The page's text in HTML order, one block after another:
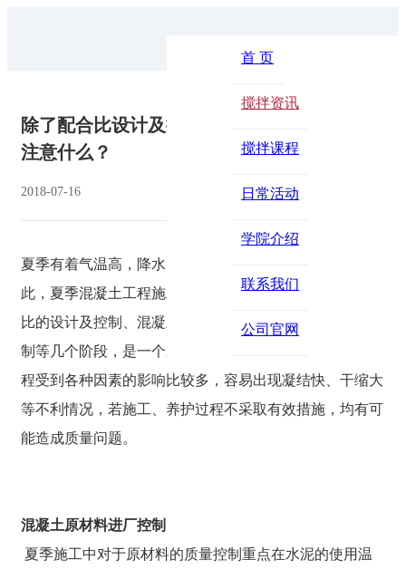
首 页
搅拌资讯
搅拌课程
日常活动
学院介绍
联系我们
公司官网
除了配合比设计及控制，夏季混凝土施工还要
注意什么？
2018-07-16
夏季有着气温高，降水多，降水量大、干燥快的特点。因
此，夏季混凝土工程施工分为：个从原材料的进厂、配合
比的设计及控制、混凝土的出厂的控制、混凝土的施工控
制等几个阶段，是一个系统工程。混凝土在交付及使用过
程受到各种因素的影响比较多，容易出现凝结快、干缩大
等不利情况，若施工、养护过程不采取有效措施，均有可
能造成质量问题。
混凝土原材料进厂控制
夏季施工中对于原材料的质量控制重点在水泥的使用温